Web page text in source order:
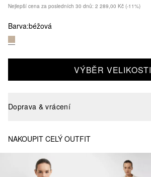
Nejlepší cena za posledních 30 dnů: 2 289,00 Kč (-11%)
Barva:béžová
VÝBĚR VELIKOSTI
Doprava & vrácení
NAKOUPIT CELÝ OUTFIT